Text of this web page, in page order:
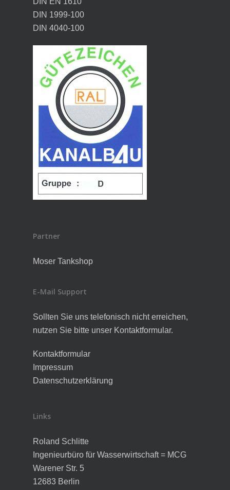
DIN 1999-100
DIN 4040-100
Partner
Moser Tankshop
E-Mail Support
Sollten Sie uns telefonisch nicht erreichen,
nutzen Sie bitte unser Kontaktformular.
Kontaktformular
Impressum
Datenschutzerklärung
Links
Roland Schlitte
Ingenieurbüro für Wasserwirtschaft = MCG
Warener Str. 5
12683 Berlin